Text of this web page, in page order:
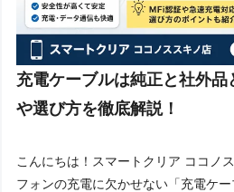
充電ケーブルは純正と社外
や選び方を徹底解説！
こんにちは！スマートクリア ココノ
フォンの充電に欠かせない「充電ケ